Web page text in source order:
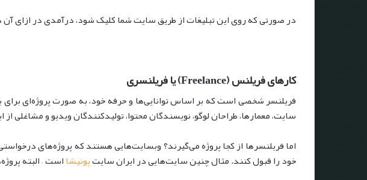
در صورتی که روی این تبلیغات از طریق سایت شما کلیک شود، درآمدی در ازای آن دریافت می‌کنید. گفته می‌شود که شما
کارهای فریلنس(Freelance) یا فریلنسری
فریلنسر شخصی است که بر اساس توانایی‌ها و حرفه خود، به صورت پروژه‌ای
سایت، معمارها، طراحان لوگو، نویسندگان محتوا، تولیدکنندگان ویدیو و مشاغلی
اما فریلنسرها از کجا پروژه می‌گیرند؟ وبسایت‌هایی هستند که پروژه‌های
خود را قبول کنند. مثال چنین سایت‌هایی در ایران سایتپونیشااست – البته